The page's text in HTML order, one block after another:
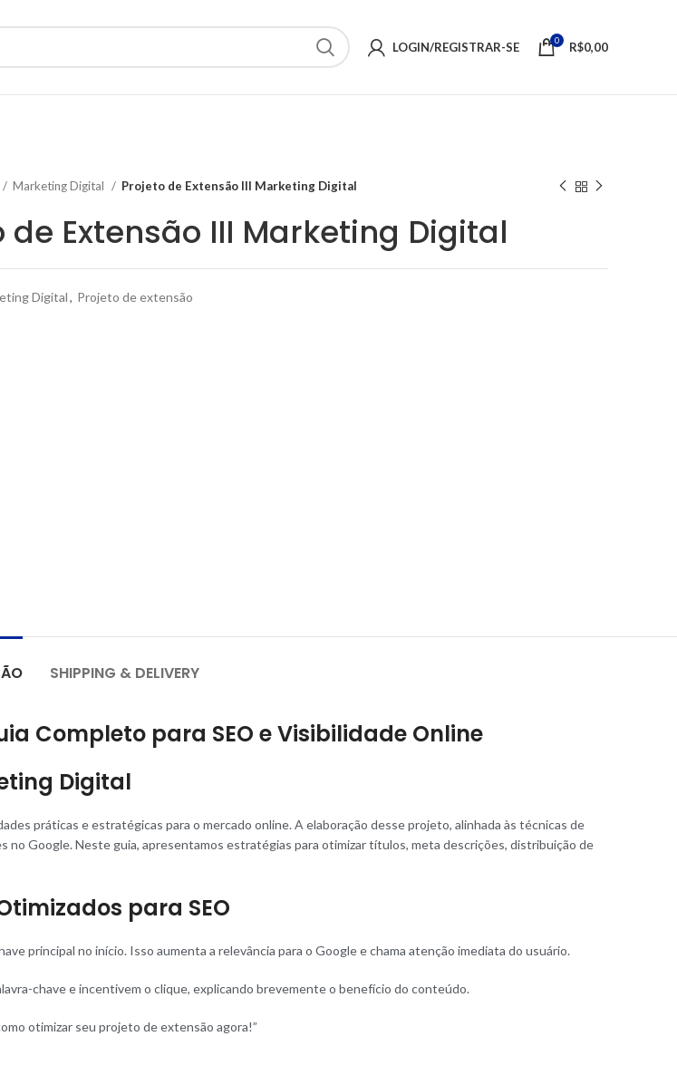
LOGIN/REGISTRAR-SE 0 R$0,00
Marketing Digital Projeto de Extensão III Marketing Digital
de Extensão III Marketing Digital
Digital, Projeto de extensão
SHIPPING & DELIVERY
Completo para SEO e Visibilidade Online
Digital
práticas e estratégicas para o mercado online. A elaboração desse projeto, alinhada às técnicas de
Google. Neste guia, apresentamos estratégias para otimizar títulos, meta descrições, distribuição de
para SEO
principal no início. Isso aumenta a relevância para o Google e chama atenção imediata do usuário.
chave e incentivem o clique, explicando brevemente o benefício do conteúdo.
otimizar seu projeto de extensão agora!”